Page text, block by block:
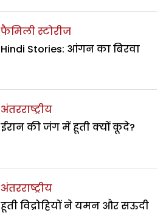
फैमिली स्टोरीज
Hindi Stories: आंगन का बिरवा
अंतरराष्ट्रीय
ईरान की जंग में हूती क्यों कूदे?
अंतरराष्ट्रीय
हूती विद्रोहियों ने यमन और सऊदी